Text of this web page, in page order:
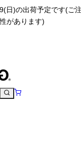
日)の出荷予定です(ご
があります)